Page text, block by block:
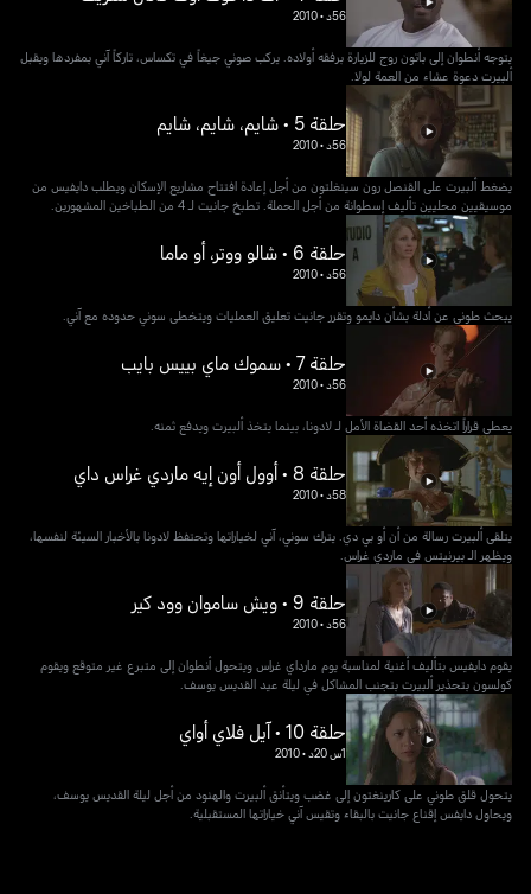
56د •
2010
يتوجه أنطوان إلى باتون روج للزيارة برفقه أولاده. يركب صوني جيغاً في تكساس، تاركاً آني بمفردها ويقبل
ألبيرت دعوة عشاء من العمة لولا.
حلقة 5 • شايم، شايم، شايم
56د •
2010
يضغط ألبيرت على القنصل رون سينغلتون من أجل إعادة افتتاح مشاريع الإسكان ويطلب دايفيس من
موسيقيين محليين تأليف إسطوانة من أجل الحملة. تطبخ جانيت لـ 4 من الطباخين المشهورين.
حلقة 6 • شالو ووتر، أو ماما
56د •
2010
يبحث طوني عن أدلة بشأن دايمو وتقرر جانيت تعليق العمليات ويتخطى سوني حدوده مع آني.
حلقة 7 • سموك ماي بييس بايب
56د •
2010
يعطي قراراً اتخذه أحد القضاة الأمل لـ لادونا، بينما يتخذ ألبيرت ويدفع ثمنه.
حلقة 8 • أوول أون إيه ماردي غراس داي
58د •
2010
يتلقى ألبيرت رسالة من أن أو بي دي. يترك سوني، آني لخياراتها وتحتفظ لادونا بالأخبار السيئة لنفسها،
ويظهر الـ بيرنيتس في ماردي غراس.
حلقة 9 • ويش ساموان وود كير
56د •
2010
يقوم دايفيس بتأليف أغنية لمناسبة يوم مارداي غراس ويتحول أنطوان إلى متبرع غير متوقع ويقوم
كولسون بتحذير ألبيرت بتجنب المشاكل في ليلة عيد القديس يوسف.
حلقة 10 • آيل فلاي أواي
1س 20د •
2010
يتحول قلق طوني على كارينغتون إلى غضب ويتأنق ألبيرت والهنود من أجل ليلة القديس يوسف،
ويحاول دايفس إقناع جانيت بالبقاء وتقيس آني خياراتها المستقبلية.